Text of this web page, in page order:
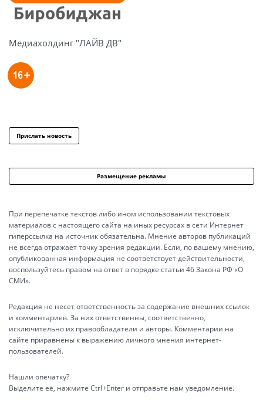
Медиахолдинг "ЛАЙВ ДВ"
Прислать новость
Размещение рекламы
При перепечатке текстов либо ином использовании текстовых
материалов с настоящего сайта на иных ресурсах в сети Интернет
гиперссылка на источник обязательна. Мнение авторов публикаций
не всегда отражает точку зрения редакции. Если, по вашему мнению,
опубликованная информация не соответствует действительности,
воспользуйтесь правом на ответ в порядке статьи 46 Закона РФ «О
СМИ».
Редакция не несет ответственность за содержание внешних ссылок
и комментариев. За них ответственны, соответственно,
исключительно их правообладатели и авторы. Комментарии на
сайте приравнены к выражению личного мнения интернет-
пользователей.
Нашли опечатку?
Выделите её, нажмите Ctrl+Enter и отправьте нам уведомление.